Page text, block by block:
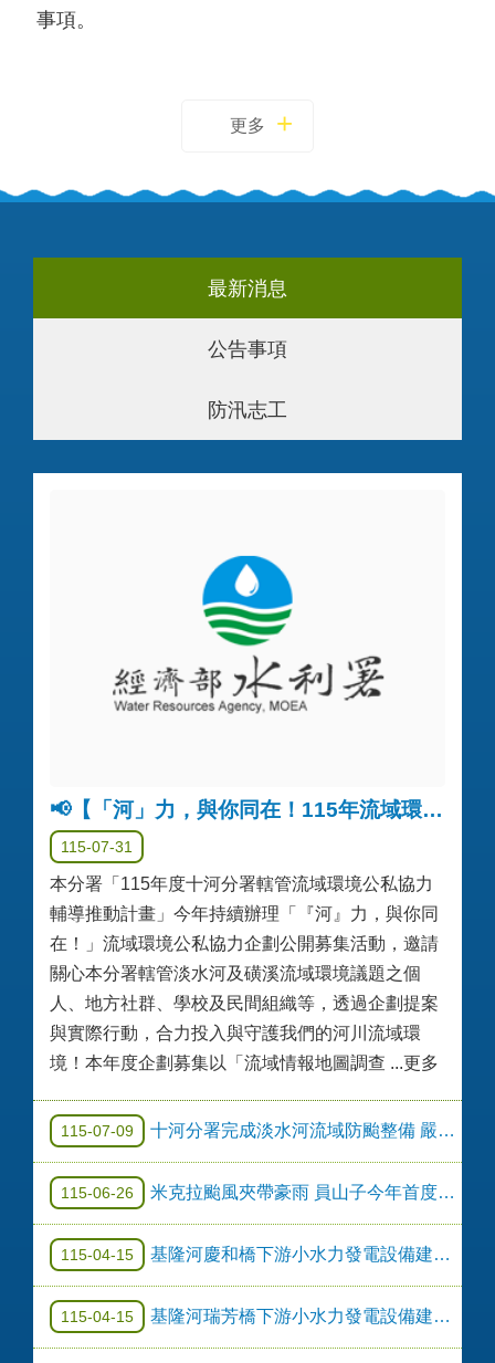
事項。
更多
最新消息
公告事項
防汛志工
📢【「河」力，與你同在！115年流域環境公私協力企劃募集】入選名單公告
115-07-31
本分署「115年度十河分署轄管流域環境公私協力
輔導推動計畫」今年持續辦理「『河』力，與你同
在！」流域環境公私協力企劃公開募集活動，邀請
關心本分署轄管淡水河及磺溪流域環境議題之個
人、地方社群、學校及民間組織等，透過企劃提案
與實際行動，合力投入與守護我們的河川流域環
境！本年度企劃募集以「流域情報地圖調查 ...更多
115-07-09 十河分署完成淡水河流域防颱整備 嚴陣以待巴威颱風
115-06-26 米克拉颱風夾帶豪雨 員山子今年首度分洪
115-04-15 基隆河慶和橋下游小水力發電設備建置－公開徵求公告
115-04-15 基隆河瑞芳橋下游小水力發電設備建置－公開徵求公告